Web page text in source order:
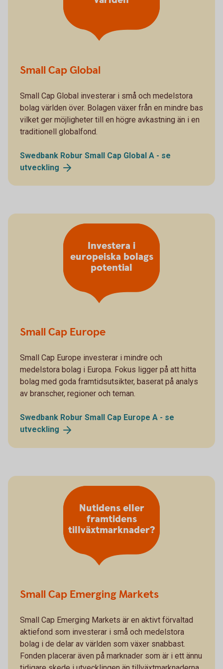
Small Cap Global
Small Cap Global investerar i små och medelstora
bolag världen över. Bolagen växer från en mindre bas
vilket ger möjligheter till en högre avkastning än i en
traditionell globalfond.
Swedbank Robur Small Cap Global A - se
utveckling
Small Cap Europe
Small Cap Europe investerar i mindre och
medelstora bolag i Europa. Fokus ligger på att hitta
bolag med goda framtidsutsikter, baserat på analys
av branscher, regioner och teman.
Swedbank Robur Small Cap Europe A - se
utveckling
Investera i
europeiska bolags
potential
Small Cap Emerging Markets
Small Cap Emerging Markets är en aktivt förvaltad
aktiefond som investerar i små och medelstora
bolag i de delar av världen som växer snabbast.
Fonden placerar även på marknader som är i ett ännu
Nutidens eller
framtidens
tillväxtmarknader?